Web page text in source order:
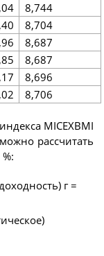
8,744
8,704
8,687
8,687
8,696
8,706
MICEXBMI
рассчитать
г =